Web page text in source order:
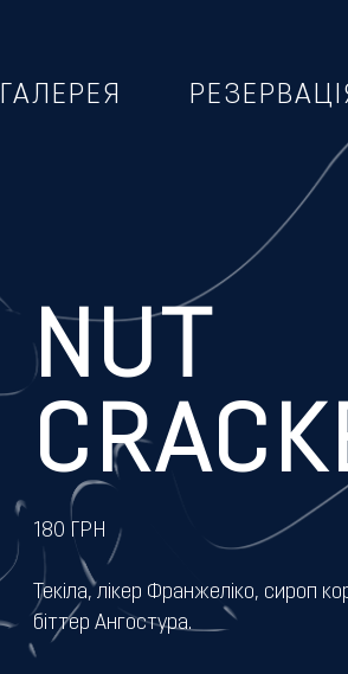
ГАЛЕРЕЯ
NUT
180 ГРН
Текіла, лікер Франжеліко, сироп
біттер Ангостура.